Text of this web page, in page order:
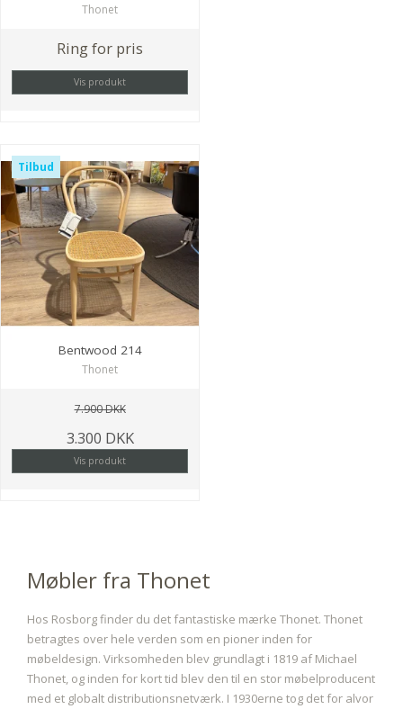
Thonet
Ring for pris
Vis produkt
Tilbud
Bentwood 214
Thonet
7.900 DKK
3.300 DKK
Vis produkt
Møbler fra Thonet
Hos Rosborg finder du det fantastiske mærke Thonet. Thonet
betragtes over hele verden som en pioner inden for
møbeldesign. Virksomheden blev grundlagt i 1819 af Michael
Thonet, og inden for kort tid blev den til en stor møbelproducent
med et globalt distributionsnetværk. I 1930erne tog det for alvor